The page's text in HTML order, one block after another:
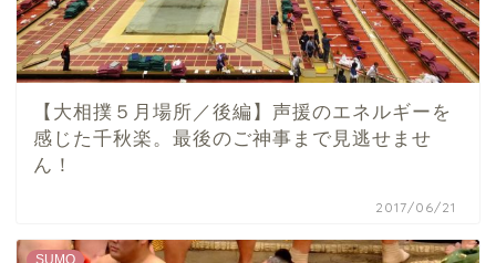
【大相撲５月場所／後編】声援のエネルギーを
感じた千秋楽。最後のご神事まで見逃せませ
ん！
2017/06/21